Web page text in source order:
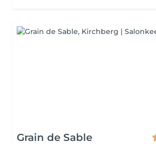
Grain de Sable